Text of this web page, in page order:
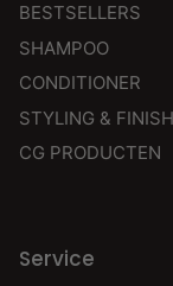
BESTSELLERS
SHAMPOO
CONDITIONER
STYLING & FINISH
CG PRODUCTEN
Service